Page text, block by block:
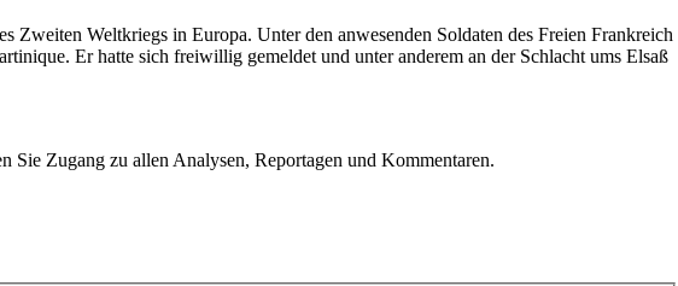
Zweiten Weltkriegs in Europa. Unter den anwesenden Soldaten des Freien Frankreich
Er hatte sich freiwillig gemeldet und unter anderem an der Schlacht ums Elsaß
Sie Zugang zu allen Analysen, Reportagen und Kommentaren.